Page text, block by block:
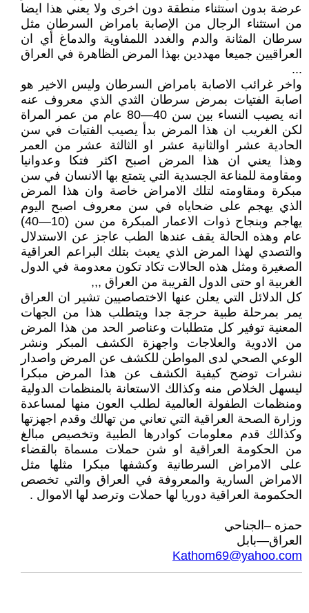
عرضة بدون استثناء منطقة دون اخرى ولا يعني هذا ايضا
من استثناء الرجال من الإصابة بامراض السرطان مثل
سرطان المثانة والدم والغدد اللمفاوية والدماغ أي ان
العراقيين جميعا مهددين بهذا المرض الظاهرة في العراق
...
واخر غرائب الاصابة بامراض السرطان وليس الاخير هو
اصابة الفتيات بمرض سرطان الثدي الذي معروف عنه
انه يصيب النساء بين سن 40—80 عام من عمر المراة
لكن الغريب ان هذا المرض بدأ يصيب الفتيات في سن
الحادية عشر اوالثانية عشر او الثالثة عشر من العمر
وهذا يعني ان هذا المرض اصبح اكثر فتكا وعدوانيا
ومقاومة للمناعة الجسدية التي يتمتع بها الانسان في سن
مبكرة ومقاومته لتلك الامراض خاصة وان هذا المرض
الذي يهجم على ضحاياه في سن معروف اصبح اليوم
يهاجم وبنجاح ذوات الاعمار المبكرة من سن (10—40)
عام وهذه الحالة يقف عندها الطب عاجز عن الاستدلال
والتصدي لهذا المرض الذي يعبث بتلك البراعم العراقية
الصغيرة ومثل هذه الحالات تكاد تكون معدومة في الدول
الغربية او حتى الدول القريبة من العراق ,,,
كل الدلائل التي يعلن عنها الاختصاصيين تشير ان العراق
يمر بمرحلة طبية حرجة جدا ويتطلب هذا من الجهات
المعنية توفير كل متطلبات وعناصر الحد من هذا المرض
من الادوية والعلاجات واجهزة الكشف المبكر ونشر
الوعي الصحي لدى المواطن للكشف عن المرض واصدار
نشرات توضح كيفية الكشف عن هذا المرض مبكرا
ليسهل الخلاص منه وكذالك الاستعانة بالمنظمات الدولية
ومنظمات الطفولة العالمية لطلب العون منها لمساعدة
وزارة الصحة العراقية التي تعاني من تهالك وقدم اجهزتها
وكذالك قدم معلومات كوادرها الطبية وتخصيص مبالغ
من الحكومة العراقية او شن حملات مسماة بالقضاء
على الامراض السرطانية وكشفها مبكرا مثلها مثل
الامراض السارية والمعروفة في العراق والتي تخصص
الحكمومة العراقية دوريا لها حملات وترصد لها الاموال .
حمزه –الجناحي
العراق—بابل
Kathom69@yahoo.com